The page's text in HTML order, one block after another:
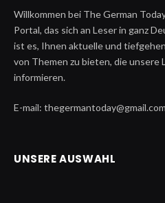
Willkommen bei The German
Portal, das sich an Leser in ganz
ist es, Ihnen aktuelle und
von Themen zu bieten, die unsere
informieren.
E-mail: thegermantoday@gmail.com
UNSERE AUSWAHL